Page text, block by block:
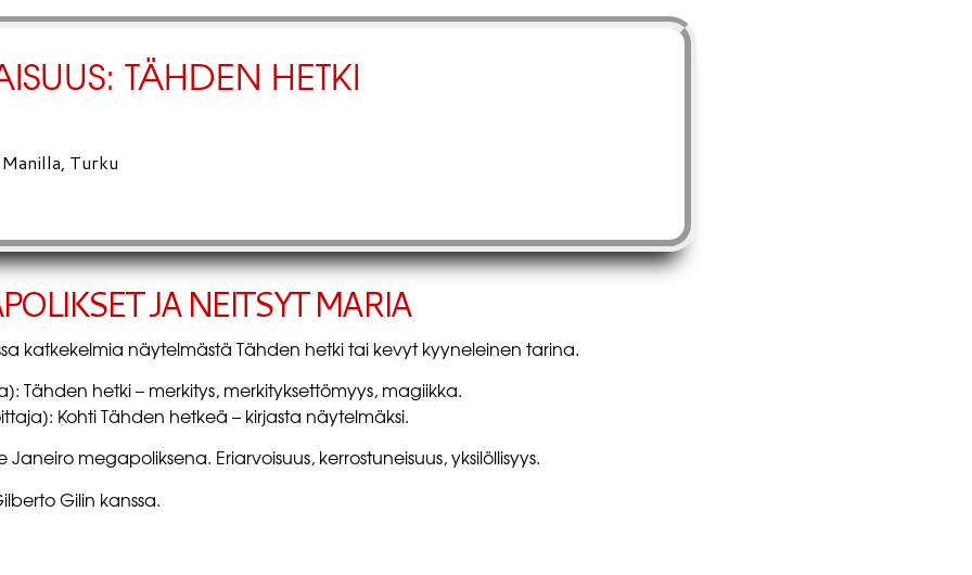
TÄHDEN HETKI
Turku
JA NEITSYT MARIA
katkekelmia näytelmästä Tähden hetki tai kevyt kyyneleinen tarina.
Tähden hetki – merkitys, merkityksettömyys, magiikka.
Kohti Tähden hetkeä – kirjasta näytelmäksi.
Janeiro megapoliksena. Eriarvoisuus, kerrostuneisuus, yksilöllisyys.
Gilin kanssa.